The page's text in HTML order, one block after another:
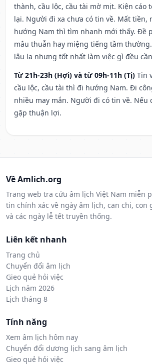
thành, cầu lộc, cầu tài mờ mịt. Kiện cáo
lại. Người đi xa chưa có tin về. Mất tiền,
hướng Nam thì tìm nhanh mới thấy. Đề
mâu thuẫn hay miệng tiếng tầm
lâu la nhưng tốt nhất làm việc gì đều
Từ 21h-23h (Hợi) và từ 09h-11h (Tị) Tin
cầu lộc, cầu tài thì đi hướng Nam. Đi
nhiều may mắn. Người đi có tin về. Nếu
gặp thuận lợi.
Về Amlich.org
Trang web tra cứu âm lịch Việt Nam miễn
tin chính xác về ngày âm lịch, can chi, con
và các ngày lễ tết truyền thống.
Liên kết nhanh
Trang chủ
Chuyển đổi âm lịch
Gieo quẻ hỏi việc
Lịch năm 2026
Lịch tháng 8
Tính năng
Xem âm lịch hôm nay
Chuyển đổi dương lịch sang âm lịch
Gieo quẻ hỏi việc